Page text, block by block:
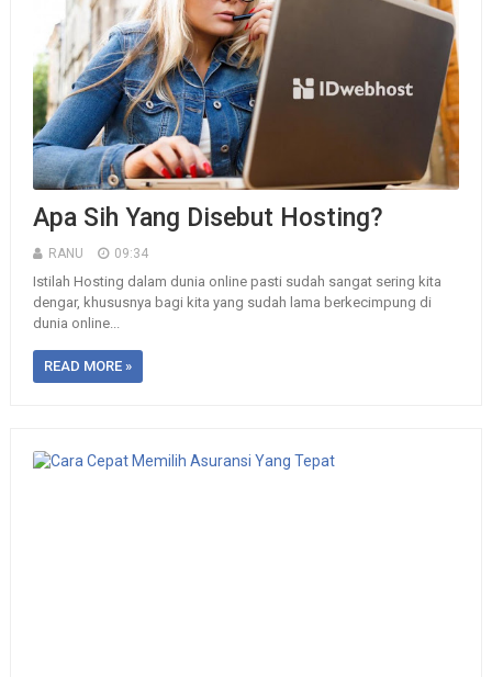
Apa Sih Yang Disebut Hosting?
RANU 09:34
Istilah Hosting dalam dunia online pasti sudah sangat sering kita
dengar, khususnya bagi kita yang sudah lama berkecimpung di
dunia online...
READ MORE »